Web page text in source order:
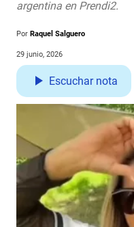
argentina en Prendi2.
Por Raquel Salguero
29 junio, 2026
Escuchar nota